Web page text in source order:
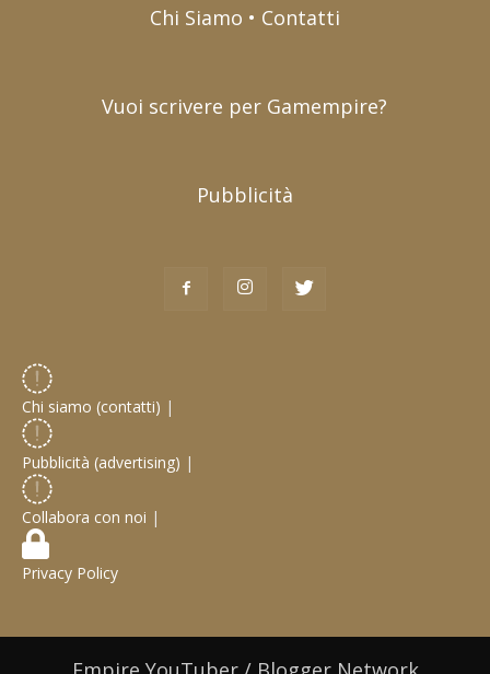
Chi Siamo • Contatti
Vuoi scrivere per Gamempire?
Pubblicità
Chi siamo (contatti) |
Pubblicità (advertising) |
Collabora con noi |
Privacy Policy